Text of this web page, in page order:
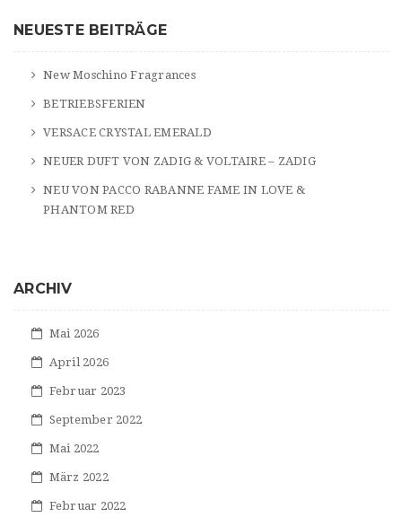
h
NEUESTE BEITRÄGE
New Moschino Fragrances
BETRIEBSFERIEN
VERSACE CRYSTAL EMERALD
NEUER DUFT VON ZADIG & VOLTAIRE – ZADIG
NEU VON PACCO RABANNE FAME IN LOVE &
PHANTOM RED
ARCHIV
Mai 2026
April 2026
Februar 2023
September 2022
Mai 2022
März 2022
Februar 2022